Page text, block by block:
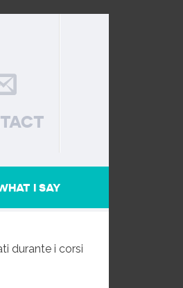
I SAY
durante i corsi